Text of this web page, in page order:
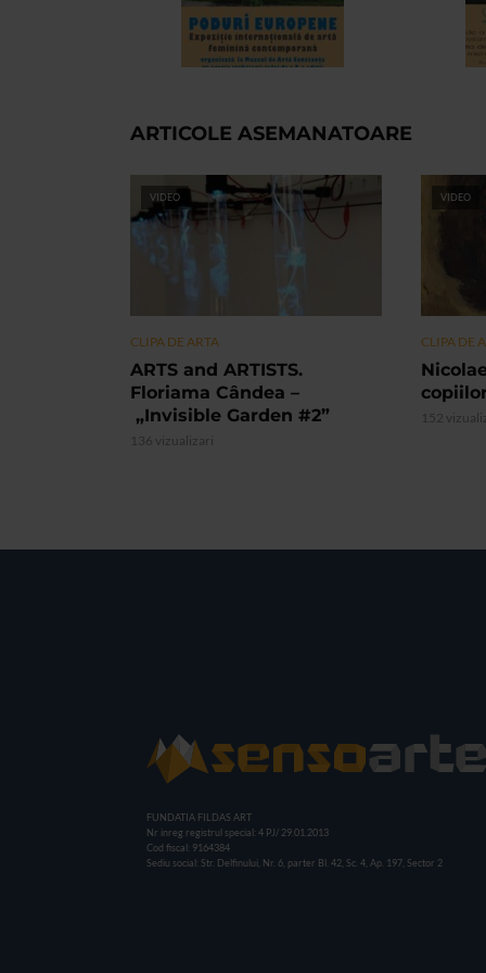
ARTICOLE ASEMANATOARE
VIDEO
CLIPA DE ARTA
ARTS and ARTISTS.
Floriama Cândea –
„Invisible Garden #2”
136 vizualizari
VIDEO
CLIPA DE
152
FUNDATIA FILDAS ART
Nr inreg registrul special: 4 PJ/ 29.01.2013
Cod fiscal: 9164384
Sediu social: Str. Delfinului, Nr. 6, parter Bl. 42, Sc. 4, Ap. 197, Sector 2